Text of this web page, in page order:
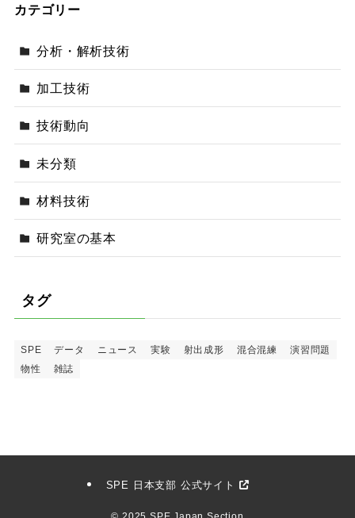
カテゴリー
分析・解析技術
加工技術
技術動向
未分類
材料技術
研究室の基本
タグ
SPE データ ニュース 実験 射出成形 混合混練
演習問題
物性
雑誌
SPE 日本支部 公式サイト